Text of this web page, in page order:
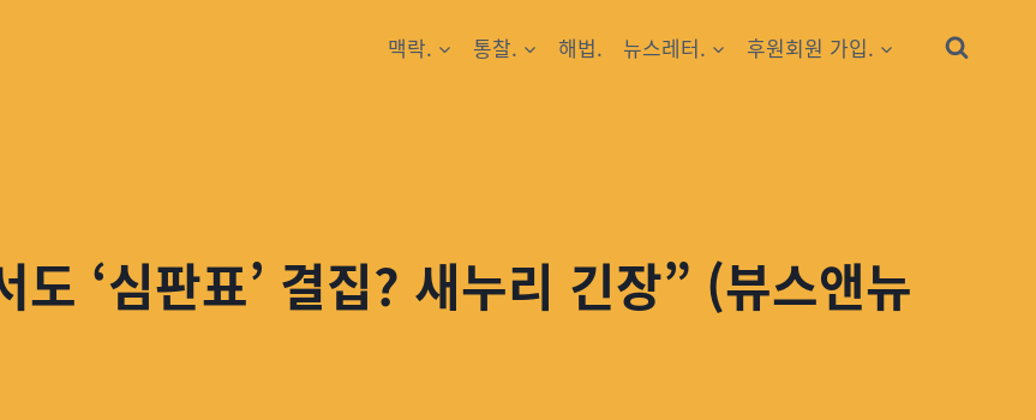
맥락. 통찰. 해법. 뉴스레터. 후원회원 가입.
‘심판표’ 결집? 새누리 긴장” (뷰스앤뉴